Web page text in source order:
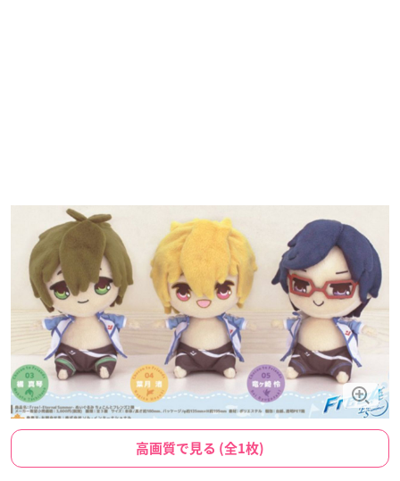
高画質で見る (全1枚)